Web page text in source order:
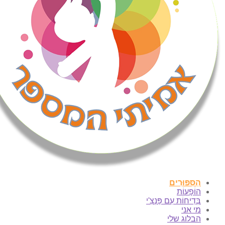
הַסִּפּוּרִים
הוֹפָעוֹת
בְּדִיחוֹת עִם פַּנְצִ'י
מי אני
הבלוג שלי